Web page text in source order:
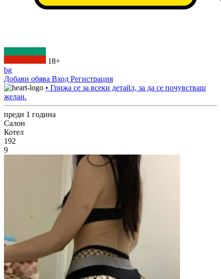
18+
bg
Добави обява Вход Регистрация
• Грижа се за всеки детайл, за да се почувстваш
желан.
преди 1 година
Салон
Котел
192
9